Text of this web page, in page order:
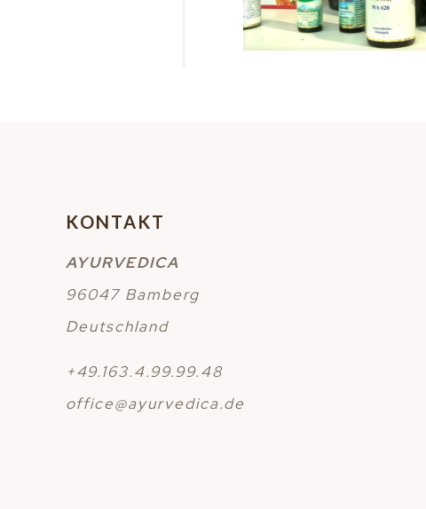
KONTAKT
AYURVEDICA
96047 Bamberg
Deutschland
+49.163.4.99.99.48
office@ayurvedica.de